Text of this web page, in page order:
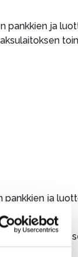
pankkien ja
pankkien ja
1 vuoden, ellei
rahaksi.